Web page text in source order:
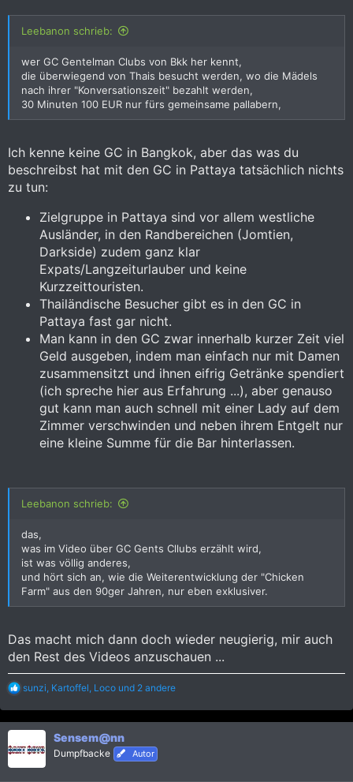
Leebanon schrieb:
wer GC Gentelman Clubs von Bkk her kennt,
die überwiegend von Thais besucht werden, wo die Mädels
nach ihrer "Konversationszeit" bezahlt werden,
30 Minuten 100 EUR nur fürs gemeinsame pallabern,
Ich kenne keine GC in Bangkok, aber das was du
beschreibst hat mit den GC in Pattaya tatsächlich nichts
zu tun:
Zielgruppe in Pattaya sind vor allem westliche
Ausländer, in den Randbereichen (Jomtien,
Darkside) zudem ganz klar
Expats/Langzeiturlauber und keine
Kurzzeittouristen.
Thailändische Besucher gibt es in den GC in
Pattaya fast gar nicht.
Man kann in den GC zwar innerhalb kurzer Zeit viel
Geld ausgeben, indem man einfach nur mit Damen
zusammensitzt und ihnen eifrig Getränke spendiert
(ich spreche hier aus Erfahrung ...), aber genauso
gut kann man auch schnell mit einer Lady auf dem
Zimmer verschwinden und neben ihrem Entgelt nur
eine kleine Summe für die Bar hinterlassen.
Leebanon schrieb:
das,
was im Video über GC Gents Cllubs erzählt wird,
ist was völlig anderes,
und hört sich an, wie die Weiterentwicklung der "Chicken
Farm" aus den 90ger Jahren, nur eben exklusiver.
Das macht mich dann doch wieder neugierig, mir auch
den Rest des Videos anzuschauen ...
R
a
k
i
sunzi, Kartoffel, Loco und 2 andere
Sensem@nn
Dumpfbacke Autor